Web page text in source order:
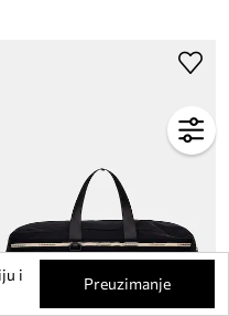
i
Preuzimanje